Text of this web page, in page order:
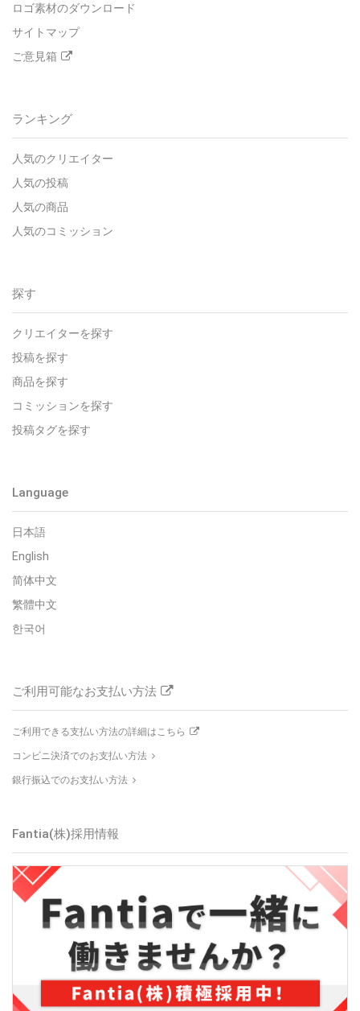
ロゴ素材のダウンロード
サイトマップ
ご意見箱
ランキング
人気のクリエイター
人気の投稿
人気の商品
人気のコミッション
探す
クリエイターを探す
投稿を探す
商品を探す
コミッションを探す
投稿タグを探す
Language
日本語
English
简体中文
繁體中文
한국어
ご利用可能なお支払い方法
ご利用できる支払い方法の詳細はこちら
コンビニ決済でのお支払い方法
銀行振込でのお支払い方法
Fantia(株)採用情報